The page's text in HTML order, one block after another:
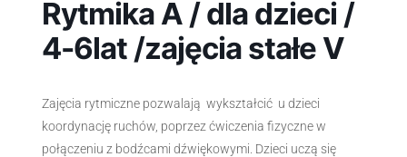
Rytmika A / dla dzieci /
4-6lat /zajęcia stałe V
Zajęcia rytmiczne pozwalają wykształcić u dzieci
koordynację ruchów, poprzez ćwiczenia fizyczne w
połączeniu z bodźcami dźwiękowymi. Dzieci uczą się